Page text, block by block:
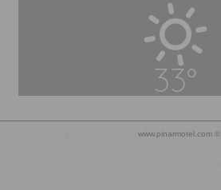
33°
www.pinarmotel.com ©